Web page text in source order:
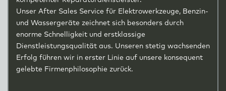
Unser After Sales Service für Elektrowerkzeuge, Benzin-
und Wassergeräte zeichnet sich besonders durch
enorme Schnelligkeit und erstklassige
Dienstleistungsqualität aus. Unseren stetig wachsenden
Erfolg führen wir in erster Linie auf unsere konsequent
gelebte Firmenphilosophie zurück.